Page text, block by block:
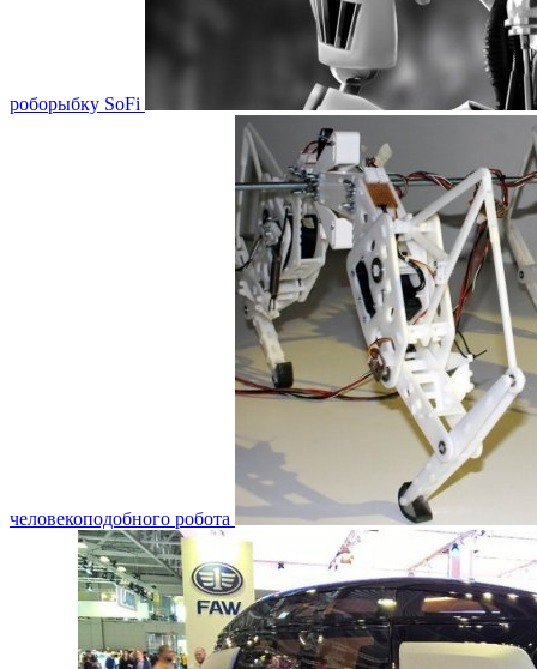
роборыбку SoFi
человекоподобного робота